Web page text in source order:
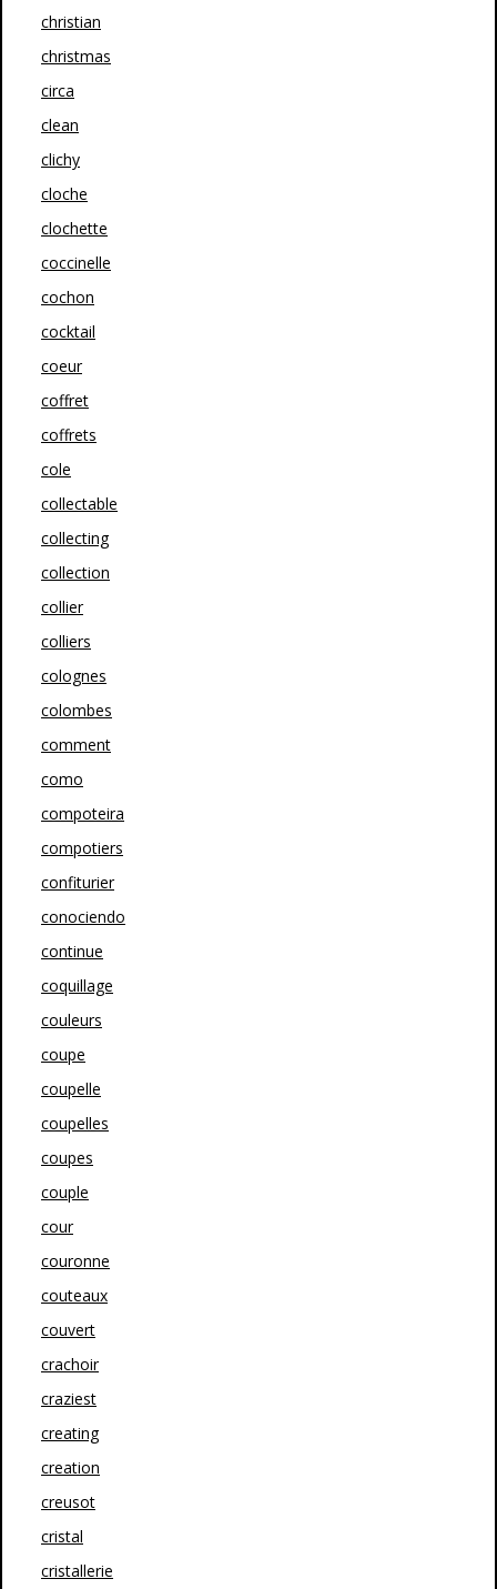
christian
christmas
circa
clean
clichy
cloche
clochette
coccinelle
cochon
cocktail
coeur
coffret
coffrets
cole
collectable
collecting
collection
collier
colliers
colognes
colombes
comment
como
compoteira
compotiers
confiturier
conociendo
continue
coquillage
couleurs
coupe
coupelle
coupelles
coupes
couple
cour
couronne
couteaux
couvert
crachoir
craziest
creating
creation
creusot
cristal
cristallerie